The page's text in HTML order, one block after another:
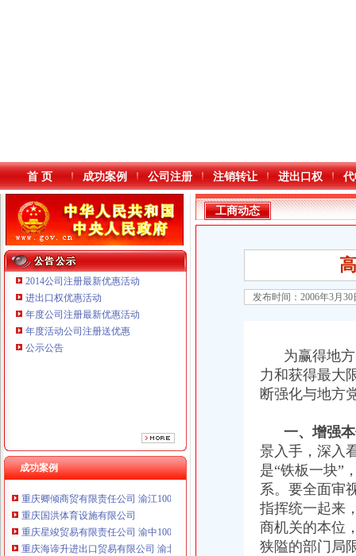
本站导航
首 页 成功案例 公司注册 注销转让 进出口权
2014公司注册最新优惠活动
进出口权优惠活动
年度公司注册最新优惠活动
年度活动公司注册送优惠
公示公告
成功案例
重庆鸽牌电线电缆有限公司 渝北10010万 (进出口权)
重庆傲志众达投资咨询有限责任公司 渝九1000万 （增资）
重庆臣夫商贸有限公司 （执照专让）
重庆卿倾商贸有限责任公司 渝江100万 （工商注册）
重庆国洪体育设施有限公司
重庆星竣贸易有限责任公司 渝中100万 （进出口权）
重庆海谛升进出口贸易有限公司 渝北100万 （进出口权）
重庆奕欣锦诚商贸有限公司 渝九50万 （工商注册）
工商动态
发布时间：2006年3月
为赢得地方
力和获得最大
断强化与地方
一、增强
景入手，深入
是“铁板一块”
系。要全面审
指挥统一起来
商机关的本位
狭隘的部门局